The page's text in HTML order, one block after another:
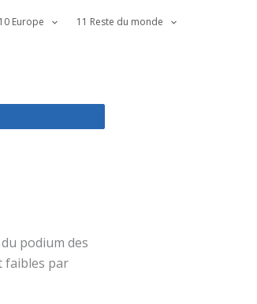
10 Europe 11 Reste du monde
podium des
faibles par